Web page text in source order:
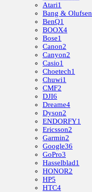
Atari1
Bang & Olufsen
BenQ1
BOOX4
Bose1
Canon2
Canyon2
Casio1
Choetech1
Chuwi1
CMF2
DJI6
Dreame4
Dyson2
ENDORFY1
Ericsson2
Garmin2
Google36
GoPro3
Hasselblad1
HONOR2
HP5
HTC4